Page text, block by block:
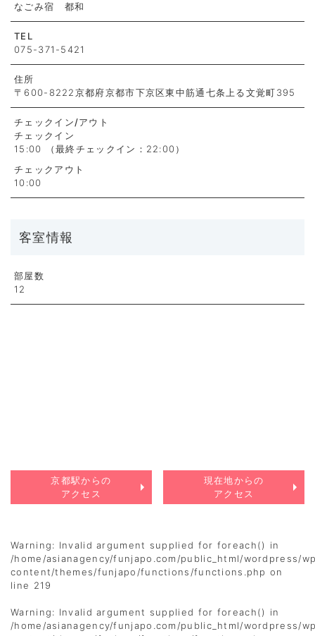
なごみ宿 都和
TEL
075-371-5421
住所
〒600-8222京都府京都市下京区東中筋通七条上る文覚町395
チェックイン/アウト
チェックイン
15:00 （最終チェックイン：22:00）
チェックアウト
10:00
客室情報
部屋数
12
京都駅からの
アクセス
現在地からの
アクセス
Warning: Invalid argument supplied for foreach() in
/home/asianagency/funjapo.com/public_html/wordpress/
content/themes/funjapo/functions/functions.php on
line 219
Warning: Invalid argument supplied for foreach() in
/home/asianagency/funjapo.com/public_html/wordpress/